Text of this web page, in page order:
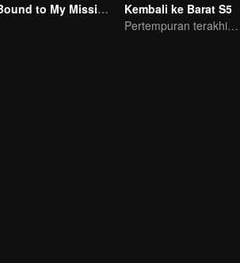
Bound to My Missing Wife
Kembali ke Barat S5
Pertempuran terakhir cahaya dan kegelapan